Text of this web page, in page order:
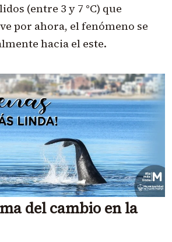
(entre 3 y 7 °C) que
por ahora, el fenómeno se
hacia el este.
del cambio en la